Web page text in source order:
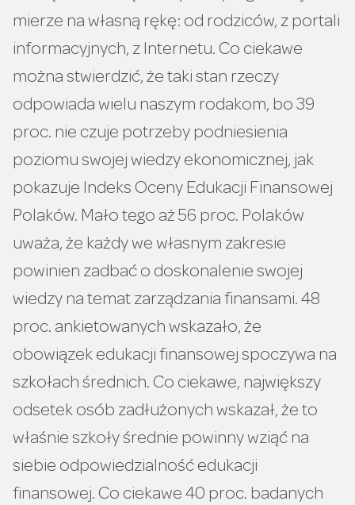
mierze na własną rękę: od rodziców, z portali
informacyjnych, z Internetu. Co ciekawe
można stwierdzić, że taki stan rzeczy
odpowiada wielu naszym rodakom, bo 39
proc. nie czuje potrzeby podniesienia
poziomu swojej wiedzy ekonomicznej, jak
pokazuje Indeks Oceny Edukacji Finansowej
Polaków. Mało tego aż 56 proc. Polaków
uważa, że każdy we własnym zakresie
powinien zadbać o doskonalenie swojej
wiedzy na temat zarządzania finansami. 48
proc. ankietowanych wskazało, że
obowiązek edukacji finansowej spoczywa na
szkołach średnich. Co ciekawe, największy
odsetek osób zadłużonych wskazał, że to
właśnie szkoły średnie powinny wziąć na
siebie odpowiedzialność edukacji
finansowej. Co ciekawe 40 proc. badanych